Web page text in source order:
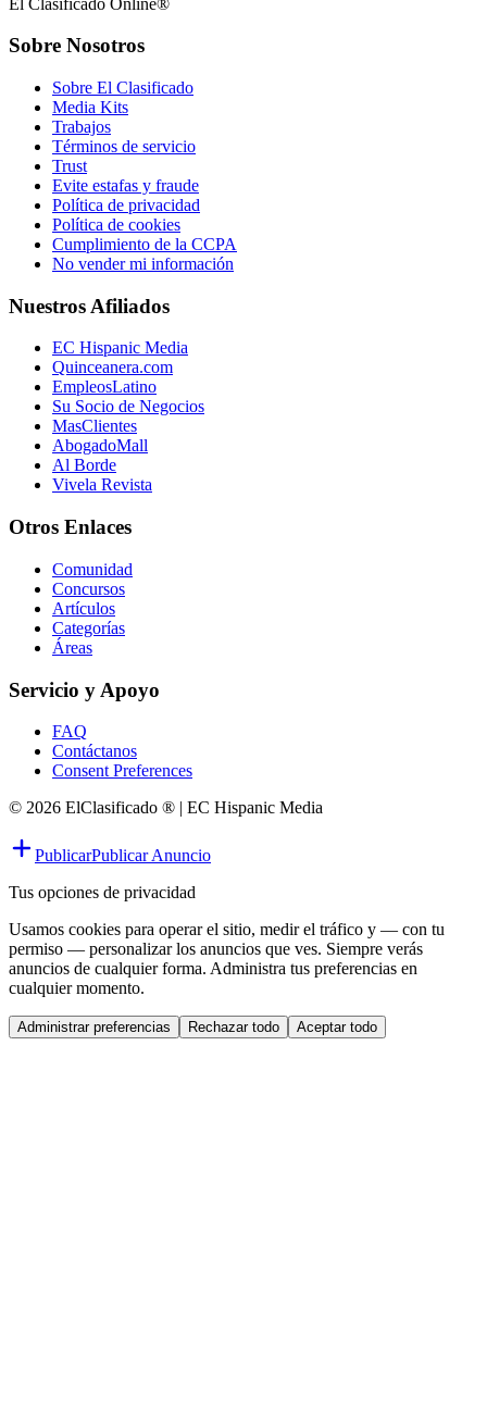
Sobre Nosotros
Sobre El Clasificado
Media Kits
Trabajos
Términos de servicio
Trust
Evite estafas y fraude
Política de privacidad
Política de cookies
Cumplimiento de la CCPA
No vender mi información
Nuestros Afiliados
EC Hispanic Media
Quinceanera.com
EmpleosLatino
Su Socio de Negocios
MasClientes
AbogadoMall
Al Borde
Vivela Revista
Otros Enlaces
Comunidad
Concursos
Artículos
Categorías
Áreas
Servicio y Apoyo
FAQ
Contáctanos
Consent Preferences
© 2026 ElClasificado ® | EC Hispanic Media
PublicarPublicar Anuncio
Tus opciones de privacidad
Usamos cookies para operar el sitio, medir el tráfico y — con tu
permiso — personalizar los anuncios que ves. Siempre verás
anuncios de cualquier forma. Administra tus preferencias en
cualquier momento.
Administrar preferencias Rechazar todo Aceptar todo